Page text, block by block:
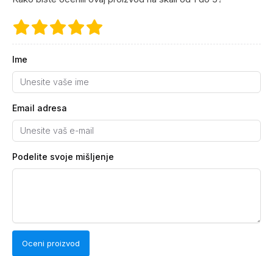
Ime
Email adresa
Podelite svoje mišljenje
Oceni proizvod